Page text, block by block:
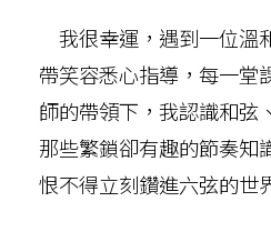
我很幸運，遇到一位溫
帶笑容悉心指導，每一堂
師的帶領下，我認識和弦
那些繁鎖卻有趣的節奏知
恨不得立刻鑽進六弦的世